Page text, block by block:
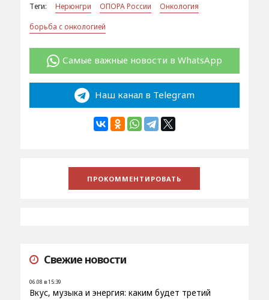
Теги: Нерюнгри ОПОРА России
Онкология
борьба с онкологией
Самые важные новости в WhatsApp
Наш канал в Telegram
Свежие новости
06.08 в 15:39
Вкус, музыка и энергия: каким будет третий